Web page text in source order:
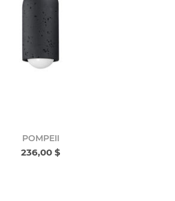
POMPEII
236,00 $